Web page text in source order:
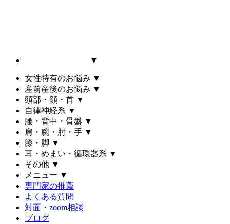
▼
女性特有のお悩み ▼
産前産後のお悩み ▼
頭部・顔・首 ▼
自律神経系 ▼
腰・背中・骨盤 ▼
肩・腕・肘・手 ▼
膝・脚 ▼
耳・めまい・循環器系 ▼
その他 ▼
メニュー ▼
専門家の推薦
よくある質問
対面・zoom相談
ブログ